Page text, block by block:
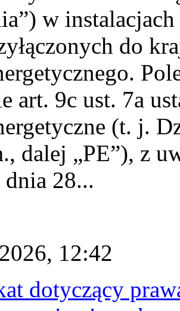
w
do
art. 9c ust. 7a
(t. j.
dalej „PE”), z
28...
12:42
dotyczący